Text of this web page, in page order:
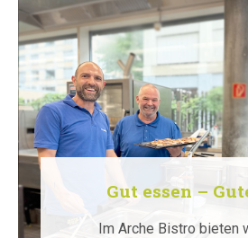
Gut essen –
Im Arche Bistro bieten